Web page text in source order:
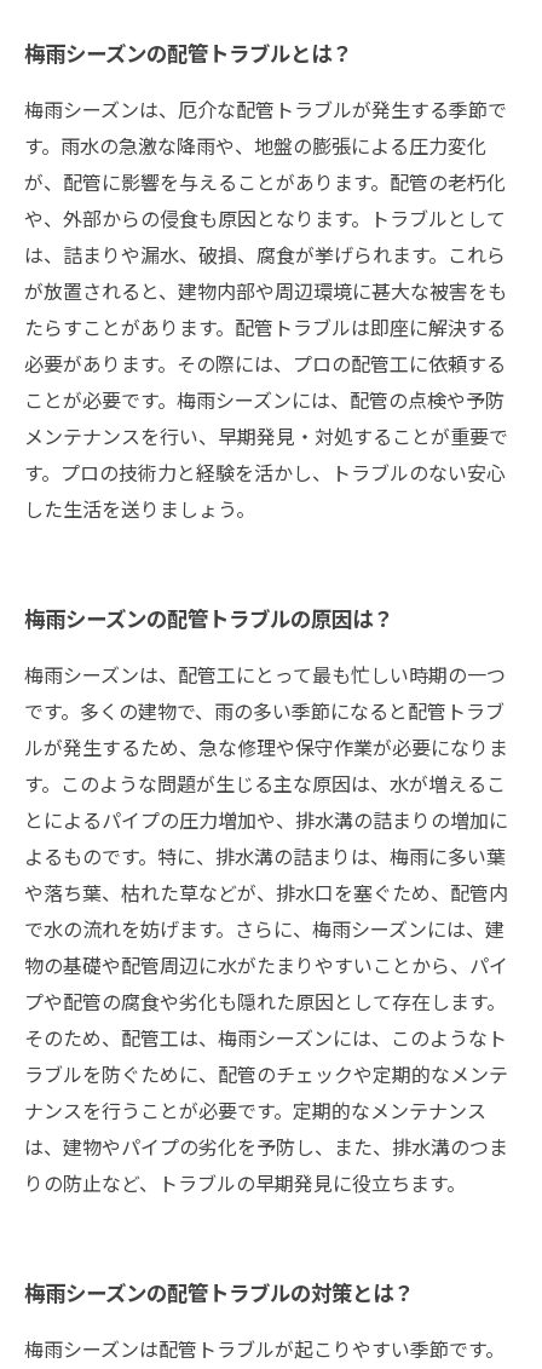
梅雨シーズンの配管トラブルとは？
梅雨シーズンは、厄介な配管トラブルが発生する季節で
す。雨水の急激な降雨や、地盤の膨張による圧力変化
が、配管に影響を与えることがあります。配管の老朽化
や、外部からの侵食も原因となります。トラブルとして
は、詰まりや漏水、破損、腐食が挙げられます。これら
が放置されると、建物内部や周辺環境に甚大な被害をも
たらすことがあります。配管トラブルは即座に解決する
必要があります。その際には、プロの配管工に依頼する
ことが必要です。梅雨シーズンには、配管の点検や予防
メンテナンスを行い、早期発見・対処することが重要で
す。プロの技術力と経験を活かし、トラブルのない安心
した生活を送りましょう。
梅雨シーズンの配管トラブルの原因は？
梅雨シーズンは、配管工にとって最も忙しい時期の一つ
です。多くの建物で、雨の多い季節になると配管トラブ
ルが発生するため、急な修理や保守作業が必要になりま
す。このような問題が生じる主な原因は、水が増えるこ
とによるパイプの圧力増加や、排水溝の詰まりの増加に
よるものです。特に、排水溝の詰まりは、梅雨に多い葉
や落ち葉、枯れた草などが、排水口を塞ぐため、配管内
で水の流れを妨げます。さらに、梅雨シーズンには、建
物の基礎や配管周辺に水がたまりやすいことから、パイ
プや配管の腐食や劣化も隠れた原因として存在します。
そのため、配管工は、梅雨シーズンには、このようなト
ラブルを防ぐために、配管のチェックや定期的なメンテ
ナンスを行うことが必要です。定期的なメンテナンス
は、建物やパイプの劣化を予防し、また、排水溝のつま
りの防止など、トラブルの早期発見に役立ちます。
梅雨シーズンの配管トラブルの対策とは？
梅雨シーズンは配管トラブルが起こりやすい季節です。